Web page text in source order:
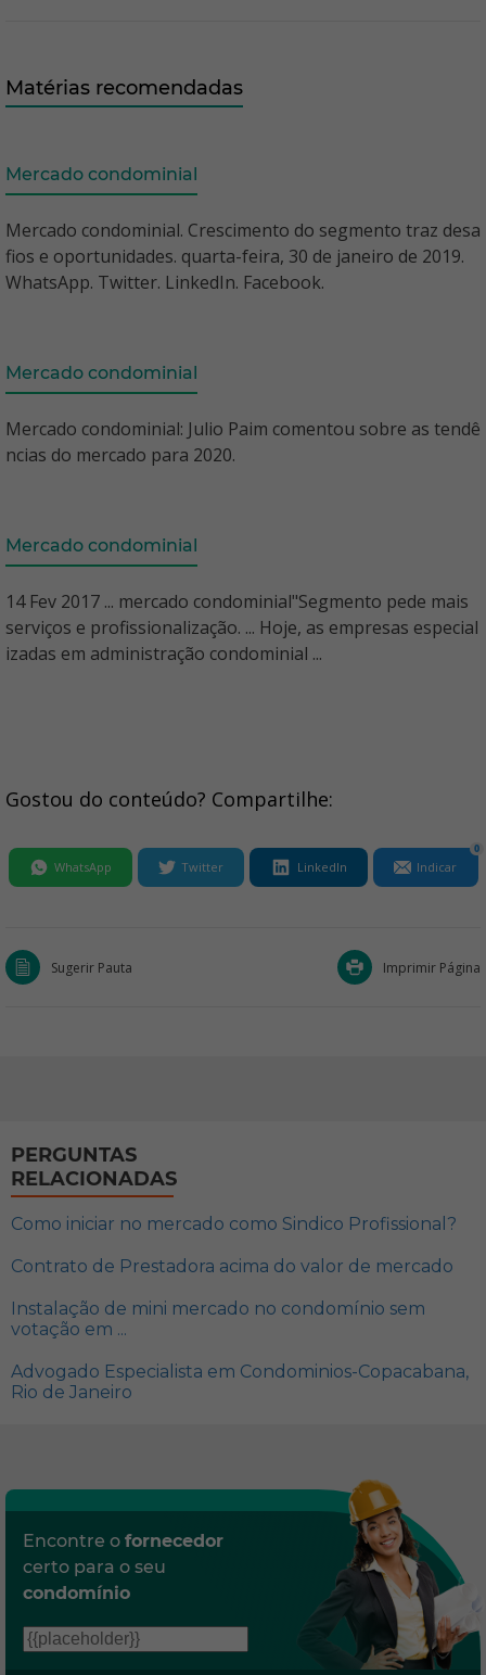
Matérias recomendadas
Mercado condominial
Mercado condominial. Crescimento do segmento traz desa
fios e oportunidades. quarta-feira, 30 de janeiro de 2019.
WhatsApp. Twitter. LinkedIn. Facebook.
Mercado condominial
Mercado condominial: Julio Paim comentou sobre as tendê
ncias do mercado para 2020.
Mercado condominial
14 Fev 2017 ... mercado condominial"Segmento pede mais
serviços e profissionalização. ... Hoje, as empresas especial
izadas em administração condominial ...
Gostou do conteúdo? Compartilhe:
WhatsApp Twitter LinkedIn Indicar
0
Sugerir Pauta Imprimir Página
PERGUNTAS
RELACIONADAS
Como iniciar no mercado como Sindico Profissional?
Contrato de Prestadora acima do valor de mercado
Instalação de mini mercado no condomínio sem
votação em ...
Advogado Especialista em Condominios-Copacabana,
Rio de Janeiro
Encontre o fornecedor
certo para o seu
condomínio